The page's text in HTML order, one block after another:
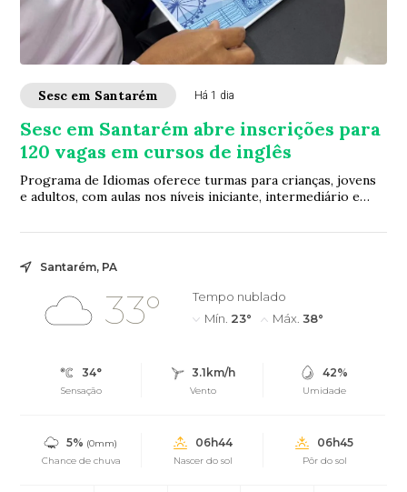
Sesc em Santarém Há 1 dia
Sesc em Santarém abre inscrições para
120 vagas em cursos de inglês
Programa de Idiomas oferece turmas para crianças, jovens
e adultos, com aulas nos níveis iniciante, intermediário e
Santarém, PA
33°
Tempo nublado
Mín. 23° Máx. 38°
34°
Sensação
3.1km/h
Vento
42%
Umidade
5% (0mm)
Chance de chuva
06h44
Nascer do sol
06h45
Pôr do sol